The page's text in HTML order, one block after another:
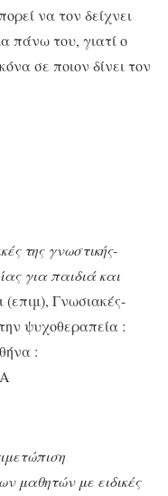
να τον δείχνει
πάνω του, γιατί ο
σε ποιον δίνει τον
της γνωστικής-
για παιδιά και
Γνωσιακές-
ψυχοθεραπεία :
:
μαθητών με ειδικές